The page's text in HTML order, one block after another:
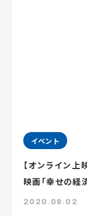
イベント
【オンライン
映画「幸せの経
2020.09.02